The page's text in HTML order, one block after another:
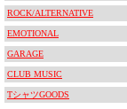
ROCK/ALTERNATIVE
EMOTIONAL
GARAGE
CLUB MUSIC
TシャツGOODS